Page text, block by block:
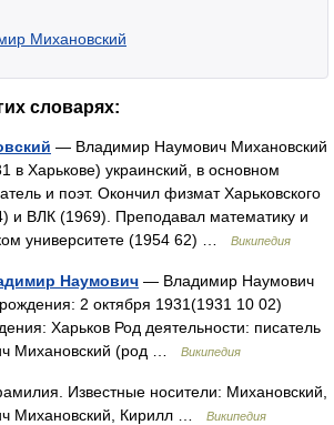
Михановский
словарях:
— Владимир Наумович Михановский
в Харькове) украинский, в основном
и поэт. Окончил физмат Харьковского
и ВЛК (1969). Преподавал математику и
университете (1954 62) …
Википедия
Наумович — Владимир Наумович
2 октября 1931(1931 10 02)
Харьков Род деятельности: писатель
Михановский (род …
Википедия
Известные носители: Михановский,
Михановский, Кирилл …
Википедия